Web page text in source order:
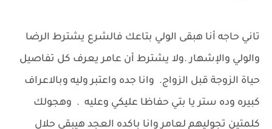
تاني حاجه أنا هبقى الولي بتاعك فالشرع يشترط الرضا
والولي والإشهار .ولا يشترط أن عامر يعرف كل تفاصيل
حياة الزوجة قبل الزواج. وانا جده واعتبر وليه وبالاعراف
كبيره وده ستر يا بتي حفاظا عليكي وعليه . وهجولك
كلمتين تجوليهم لعامر وانا باكده العجد هيبقي حلال